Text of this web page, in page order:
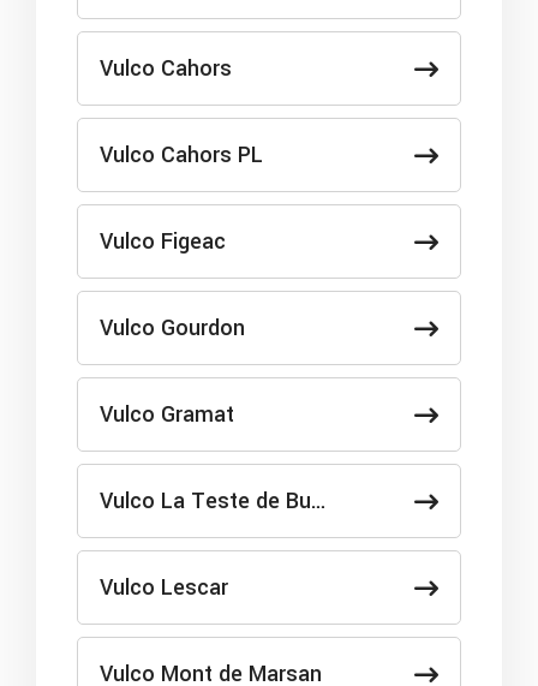
Vulco Cahors
Vulco Cahors PL
Vulco Figeac
Vulco Gourdon
Vulco Gramat
Vulco La Teste de Bu…
Vulco Lescar
Vulco Mont de Marsan